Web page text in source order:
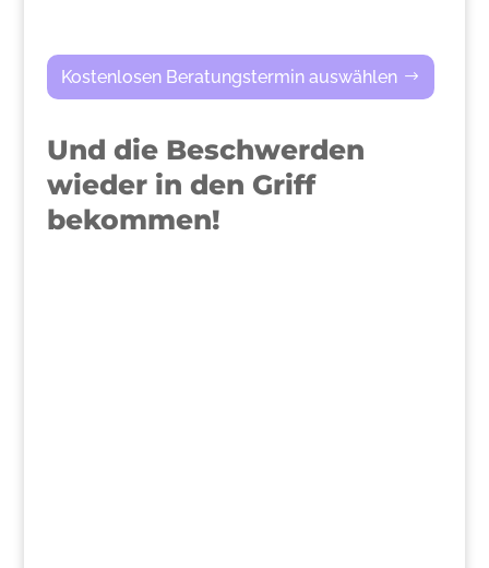
Kostenlosen Beratungstermin auswählen
Und die Beschwerden
wieder in den Griff
bekommen!